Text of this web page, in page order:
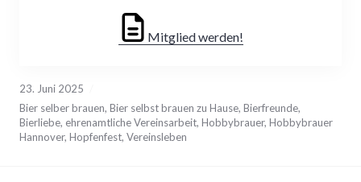
Mitglied werden!
23. Juni 2025
Bier selber brauen, Bier selbst brauen zu Hause, Bierfreunde,
Bierliebe, ehrenamtliche Vereinsarbeit, Hobbybrauer, Hobbybrauer
Hannover, Hopfenfest, Vereinsleben